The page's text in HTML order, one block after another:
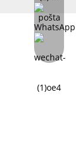
Loading...
Loading...